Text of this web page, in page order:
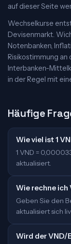
auf dieser Seite
Wechselkurse
Devisenmarkt.
Notenbanken,
Risikostimmung
Interbanken-
in der Regel mit
Häufige
Wie viel ist 1
1 VND =
aktualisiert.
Wie rechne ich
Geben Sie den
aktualisiert sich
Wird der VND/